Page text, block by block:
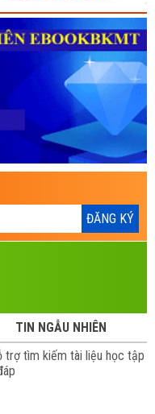
TIN NGẪU NHIÊN
trợ tìm kiếm tài liệu học tập